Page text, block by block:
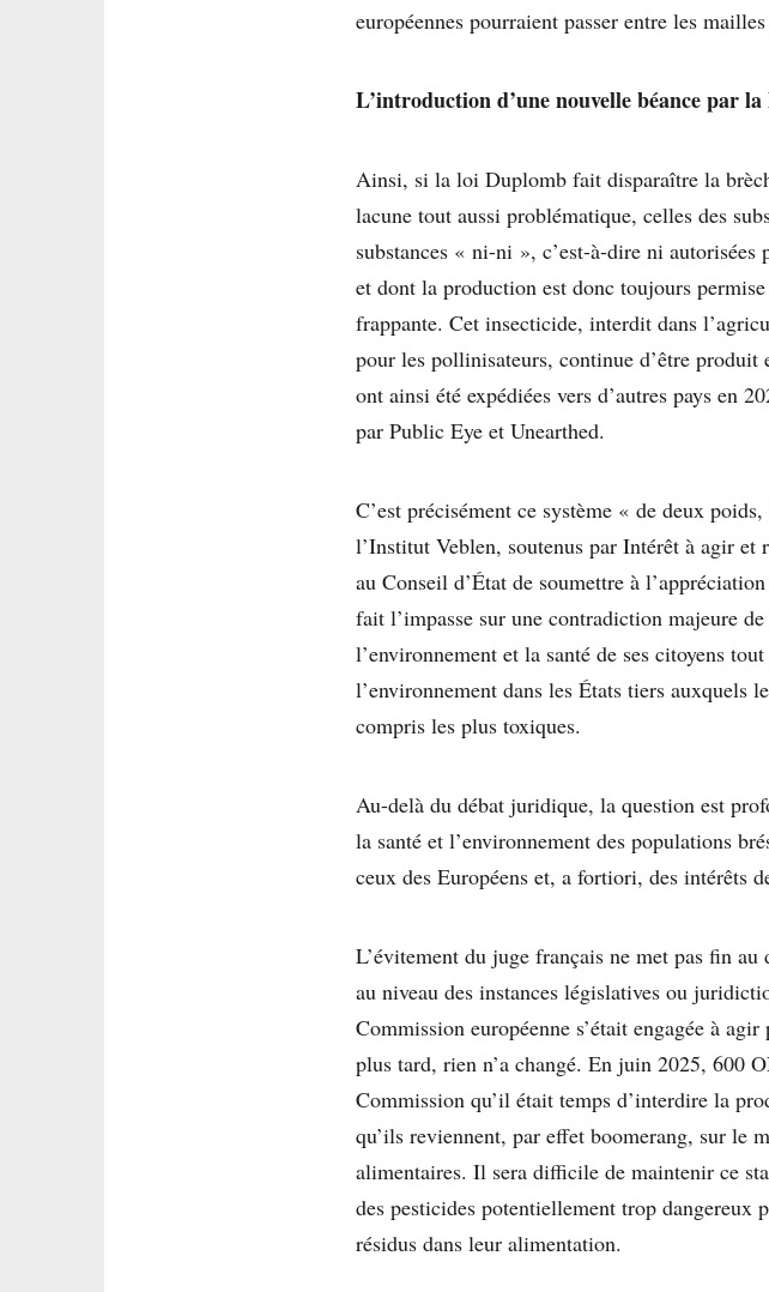
européennes pourraient passer entre les
L’introduction d’une nouvelle béance par
Ainsi, si la loi Duplomb fait disparaître la
lacune tout aussi problématique, celles des
substances « ni-ni », c’est-à-dire ni
et dont la production est donc toujours
frappante. Cet insecticide, interdit dans
pour les pollinisateurs, continue d’être
ont ainsi été expédiées vers d’autres pays en
par Public Eye et Unearthed.
C’est précisément ce système « de deux
l’Institut Veblen, soutenus par Intérêt à agir
au Conseil d’État de soumettre à
fait l’impasse sur une contradiction majeure
l’environnement et la santé de ses citoyens
l’environnement dans les États tiers auxquels
compris les plus toxiques.
Au-delà du débat juridique, la question est
la santé et l’environnement des populations
ceux des Européens et, a fortiori, des intérêts
L’évitement du juge français ne met pas fin
au niveau des instances législatives ou
Commission européenne s’était engagée à
plus tard, rien n’a changé. En juin 2025, 600
Commission qu’il était temps d’interdire la
qu’ils reviennent, par effet boomerang, sur le
alimentaires. Il sera difficile de maintenir ce
des pesticides potentiellement trop dangereux
résidus dans leur alimentation.